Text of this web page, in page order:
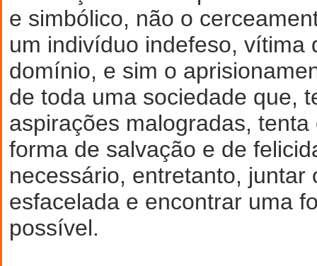
e simbólico, não o
um indivíduo indefeso, vítima
domínio, e sim o
de toda uma sociedade que,
aspirações malogradas,
forma de salvação e de
necessário, entretanto, juntar
esfacelada e encontrar uma
possível.